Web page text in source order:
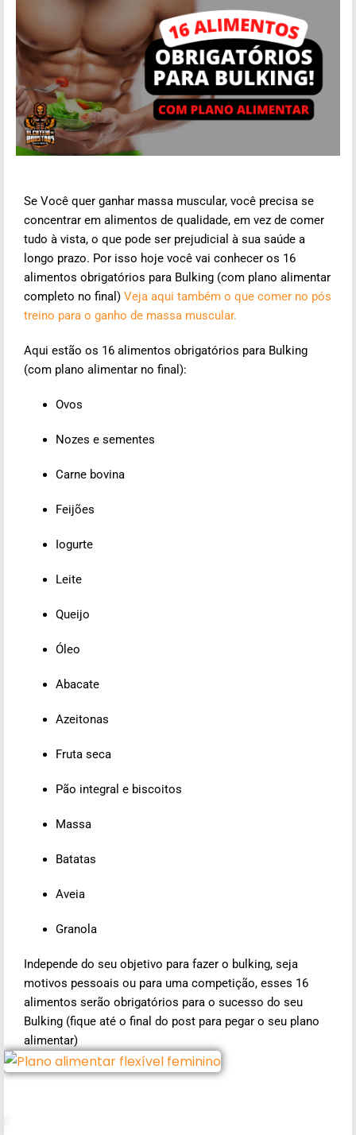
Se Você quer ganhar massa muscular, você precisa se
concentrar em alimentos de qualidade, em vez de comer
tudo à vista, o que pode ser prejudicial à sua saúde a
longo prazo. Por isso hoje você vai conhecer os 16
alimentos obrigatórios para Bulking (com plano alimentar
completo no final) Veja aqui também o que comer no pós
treino para o ganho de massa muscular.
Aqui estão os 16 alimentos obrigatórios para Bulking
(com plano alimentar no final):
Ovos
Nozes e sementes
Carne bovina
Feijões
Iogurte
Leite
Queijo
Óleo
Abacate
Azeitonas
Fruta seca
Pão integral e biscoitos
Massa
Batatas
Aveia
Granola
Independe do seu objetivo para fazer o bulking, seja
motivos pessoais ou para uma competição, esses 16
alimentos serão obrigatórios para o sucesso do seu
Bulking (fique até o final do post para pegar o seu plano
alimentar)